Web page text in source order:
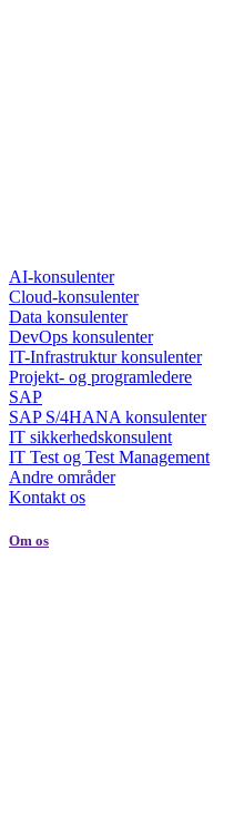
AI-konsulenter
Cloud-konsulenter
Data konsulenter
DevOps konsulenter
IT-Infrastruktur konsulenter
Projekt- og programledere
SAP
SAP S/4HANA konsulenter
IT sikkerhedskonsulent
IT Test og Test Management
Andre områder
Kontakt os
Om os